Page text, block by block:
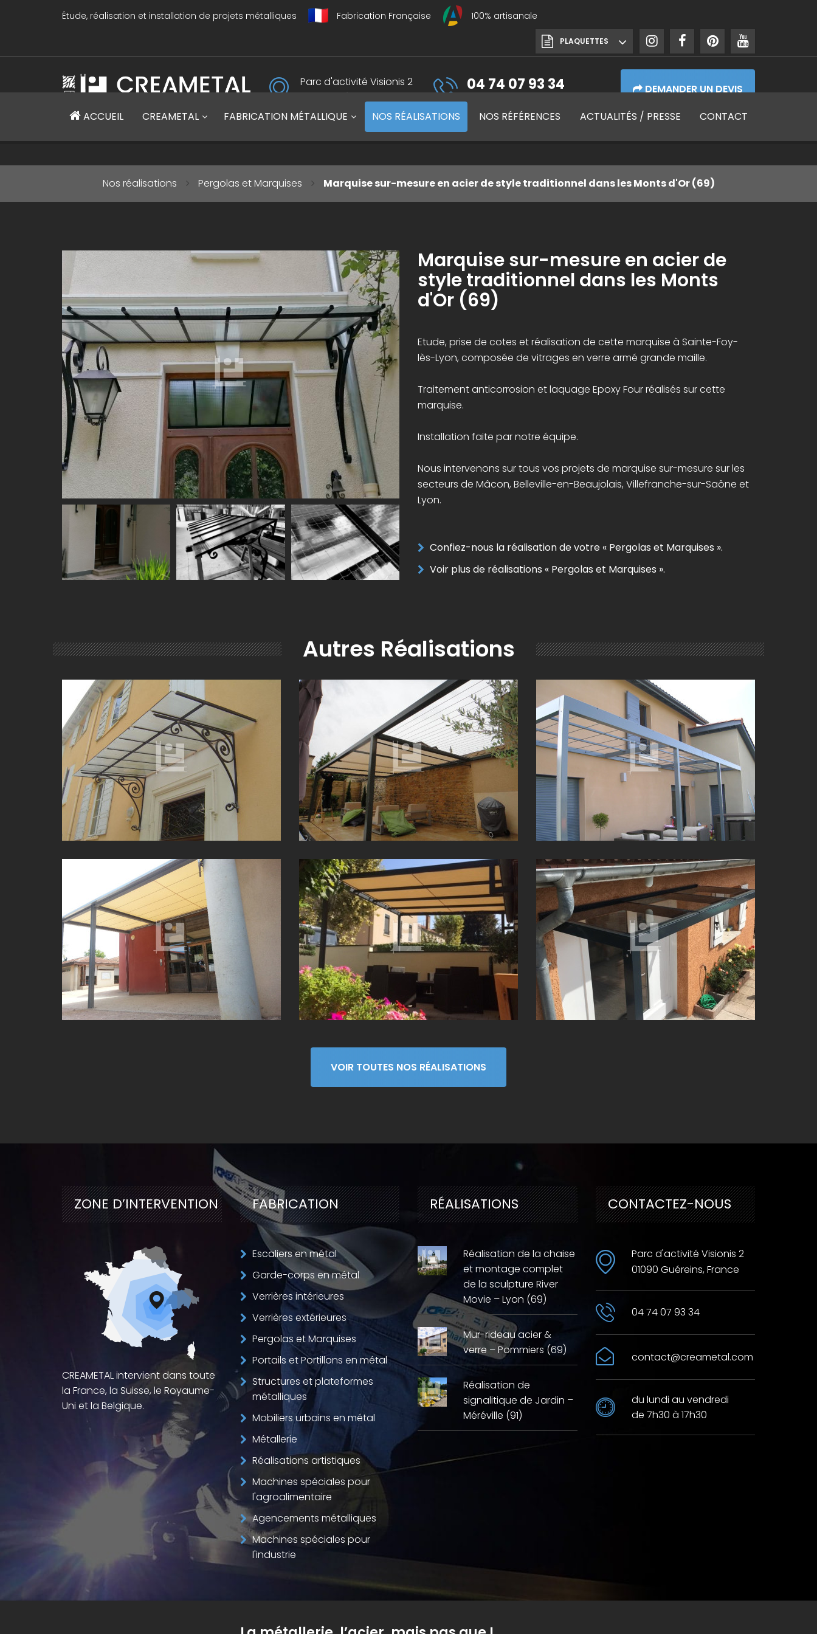
Étude, réalisation et installation de projets métalliques Fabrication Française 100% artisanale
PLAQUETTES
CREAMETAL Création métallique
Parc d'activité Visionis 2
01090 Guéreins, France
04 74 07 93 34
DEMANDER UN DEVIS
ACCUEIL
CREAMETAL FABRICATION MÉTALLIQUE NOS RÉALISATIONS NOS RÉFÉRENCES ACTUALITÉS / PRESSE CONTACT
Nos réalisations Pergolas et Marquises Marquise sur-mesure en acier de style traditionnel dans les Monts d'Or (69)
Marquise sur-mesure en acier de
style traditionnel dans les Monts
d'Or (69)
Etude, prise de cotes et réalisation de cette marquise à Sainte-Foy-
lès-Lyon, composée de vitrages en verre armé grande maille.
Traitement anticorrosion et laquage Epoxy Four réalisés sur cette
marquise.
Installation faite par notre équipe.
Nous intervenons sur tous vos projets de marquise sur-mesure sur les
secteurs de Mâcon, Belleville-en-Beaujolais, Villefranche-sur-Saône et
Lyon.
Confiez-nous la réalisation de votre « Pergolas et Marquises ».
Voir plus de réalisations « Pergolas et Marquises ».
Autres Réalisations
MARQUISE AUVENT, MARQUISE PORTE D'ENTRÉE À
VILLEFRANCHE-SUR-SAÔNE (69)
PERGOLA TERRASSE MODERNE, DESIGN VARIANTE
ENTRE BÂCHE ET CÂBLE TENDU PROCHE
VILLEFRANCHE-SUR-SAÔNE (69)
PERGOLA TERRASSE EN ALUMINIUM PROCHE DE
MÂCON (71)
PERGOLA SOLAIRE ET ÉTANCHE À LYON (69) FABRICATION D'UNE PERGOLA ALUMINIUM SUR
MESURE À BELLEVILLE (69) MARQUISE PORTE D’ENTRÉE À GENAS (69)
VOIR TOUTES NOS RÉALISATIONS
ZONE D’INTERVENTION
CREAMETAL intervient dans toute
la France, la Suisse, le Royaume-
Uni et la Belgique.
FABRICATION
Escaliers en métal
Garde-corps en métal
Verrières intérieures
Verrières extérieures
Pergolas et Marquises
Portails et Portillons en métal
Structures et plateformes
métalliques
Mobiliers urbains en métal
Métallerie
Réalisations artistiques
Machines spéciales pour
l'agroalimentaire
Agencements métalliques
Machines spéciales pour
l'industrie
RÉALISATIONS
Réalisation de la chaise
et montage complet
de la sculpture River
Movie – Lyon (69)
Mur-rideau acier &
verre – Pommiers (69)
Réalisation de
signalitique de Jardin –
Méréville (91)
CONTACTEZ-NOUS
Parc d'activité Visionis 2
01090 Guéreins, France
04 74 07 93 34
contact@creametal.com
du lundi au vendredi
de 7h30 à 17h30